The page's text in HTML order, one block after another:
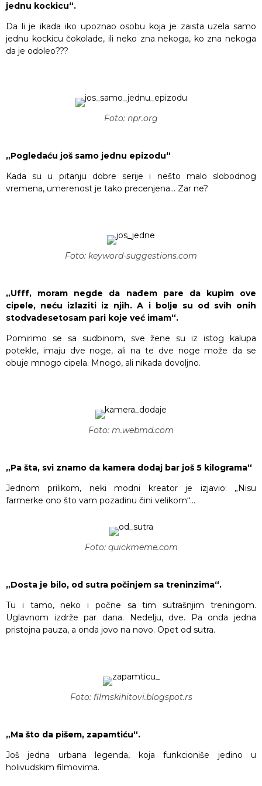
jednu kockicu“.
Da li je ikada iko upoznao osobu koja je zaista uzela samo
jednu kockicu čokolade, ili neko zna nekoga, ko zna nekoga
da je odoleo???
Foto: npr.org
„Pogledaću još samo jednu epizodu“
Kada su u pitanju dobre serije i nešto malo slobodnog
vremena, umerenost je tako precenjena… Zar ne?
Foto: keyword-suggestions.com
„Ufff, moram negde da nađem pare da kupim ove
cipele, neću izlaziti iz njih. A i bolje su od svih onih
stodvadesetosam pari koje već imam“.
Pomirimo se sa sudbinom, sve žene su iz istog kalupa
potekle, imaju dve noge, ali na te dve noge može da se
obuje mnogo cipela. Mnogo, ali nikada dovoljno.
Foto: m.webmd.com
„Pa šta, svi znamo da kamera dodaj bar još 5 kilograma“
Jednom prilikom, neki modni kreator je izjavio: „Nisu
farmerke ono što vam pozadinu čini velikom“…
Foto: quickmeme.com
„Dosta je bilo, od sutra počinjem sa treninzima“.
Tu i tamo, neko i počne sa tim sutrašnjim treningom.
Uglavnom izdrže par dana. Nedelju, dve. Pa onda jedna
pristojna pauza, a onda jovo na novo. Opet od sutra.
Foto: filmskihitovi.blogspot.rs
„Ma što da pišem, zapamtiću“.
Još jedna urbana legenda, koja funkcioniše jedino u
holivudskim filmovima.